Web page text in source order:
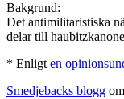
Bakgrund:
Det antimilitaristiska
delar till
* Enligt en
Smedjebacks blogg